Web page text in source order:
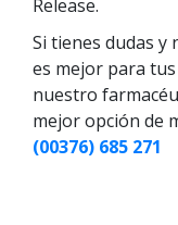
Release.
Si tienes dudas y
es mejor para
nuestro
mejor opción de
(00376) 685 271